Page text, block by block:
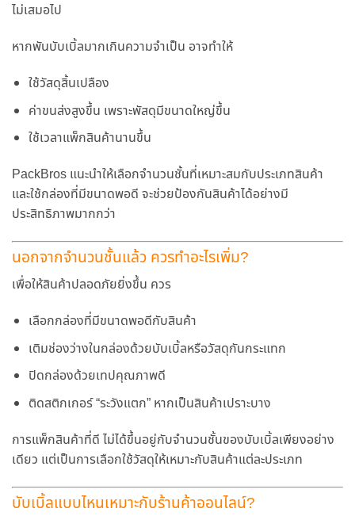
ไม่เสมอไป
หากพันบับเบิ้ลมากเกินความจำเป็น อาจทำให้
ใช้วัสดุสิ้นเปลือง
ค่าขนส่งสูงขึ้น เพราะพัสดุมีขนาดใหญ่ขึ้น
ใช้เวลาแพ็กสินค้านานขึ้น
PackBros แนะนำให้เลือกจำนวนชั้นที่เหมาะสมกับประเภทสินค้า
และใช้กล่องที่มีขนาดพอดี จะช่วยป้องกันสินค้าได้อย่างมี
ประสิทธิภาพมากกว่า
นอกจากจำนวนชั้นแล้ว ควรทำอะไรเพิ่ม?
เพื่อให้สินค้าปลอดภัยยิ่งขึ้น ควร
เลือกกล่องที่มีขนาดพอดีกับสินค้า
เติมช่องว่างในกล่องด้วยบับเบิ้ลหรือวัสดุกันกระแทก
ปิดกล่องด้วยเทปคุณภาพดี
ติดสติกเกอร์ “ระวังแตก” หากเป็นสินค้าเปราะบาง
การแพ็กสินค้าที่ดี ไม่ได้ขึ้นอยู่กับจำนวนชั้นของบับเบิ้ลเพียงอย่าง
เดียว แต่เป็นการเลือกใช้วัสดุให้เหมาะกับสินค้าแต่ละประเภท
บับเบิ้ลแบบไหนเหมาะกับร้านค้าออนไลน์?